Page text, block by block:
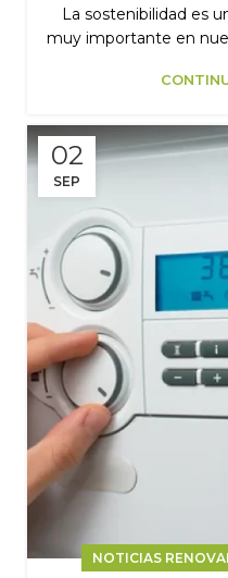
La sostenibilidad es
muy importante en
02
SEP
NOTICIAS